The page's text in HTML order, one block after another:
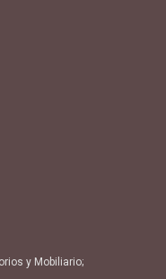
y Mobiliario;